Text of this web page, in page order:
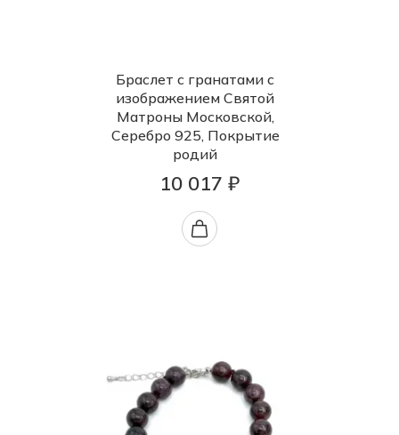
Браслет с гранатами с
изображением Святой
Матроны Московской,
Серебро 925, Покрытие
родий
10 017 ₽